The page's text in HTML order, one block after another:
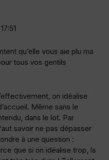
qu’elle vous aie plu ma
tous vos gentils
on idéalise
Même sans le
dans le lot. Par
savoir ne pas dépasser
à une question :
que si on idéalise trop, la